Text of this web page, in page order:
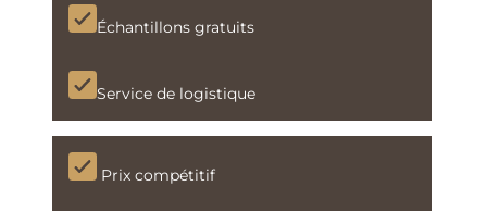
Échantillons gratuits
Service de logistique
Prix compétitif